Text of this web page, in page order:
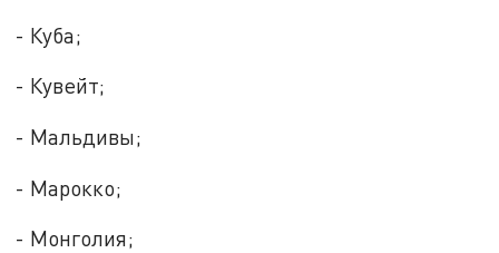
- Куба;
- Кувейт;
- Мальдивы;
- Марокко;
- Монголия;